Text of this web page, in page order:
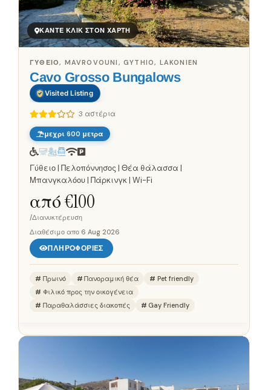
ΚΆΝΤΕ ΚΛΙΚ ΣΤΟΝ ΧΆΡΤΗ
Cavo Grosso Bungalows
Visited Listing
3 αστέρια
ΓΎΘΕΙΟ, MAVROVOUNI, GYTHIO, LAKONIEN
μεχρι 600 μετρα
Γύθειο | Πελοπόννησος | Θέα θάλασσα |
Μπανγκαλόου | Πάρκινγκ | Wi-Fi
από €100
/Διανυκτέρευση
Διαθέσιμο απο 6 Aug 2026
ΠΛΗΡΟΦΟΡΊΕΣ
Πρωινό Πανοραμική θέα
Pet friendly
Φιλικό προς την οικογένεια
Παραθαλάσσιες διακοπές
Gay Friendly